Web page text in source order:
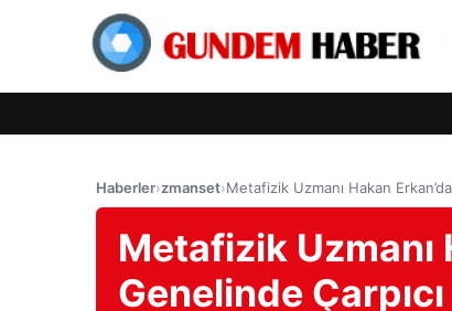
Haberler›zmanset›Metafizik Uzmanı Hakan
Metafizik Uzmanı
Genelinde